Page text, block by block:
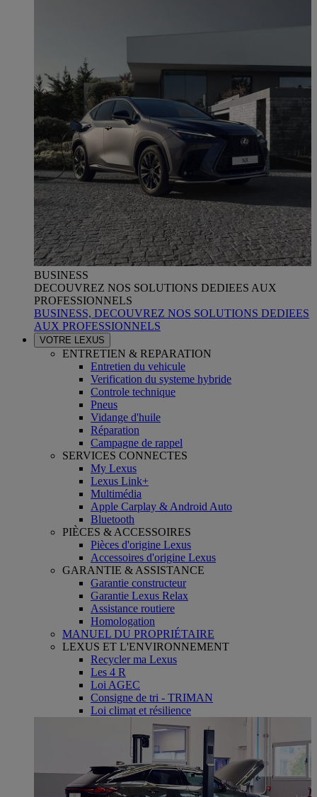
BUSINESS
DECOUVREZ NOS SOLUTIONS DEDIEES AUX
PROFESSIONNELS
BUSINESS, DECOUVREZ NOS SOLUTIONS DEDIEES
AUX PROFESSIONNELS
VOTRE LEXUS
ENTRETIEN & REPARATION
Entretien du vehicule
Verification du systeme hybride
Controle technique
Pneus
Vidange d'huile
Réparation
Campagne de rappel
SERVICES CONNECTES
My Lexus
Lexus Link+
Multimédia
Apple Carplay & Android Auto
Bluetooth
PIÈCES & ACCESSOIRES
Pièces d'origine Lexus
Accessoires d'origine Lexus
GARANTIE & ASSISTANCE
Garantie constructeur
Garantie Lexus Relax
Assistance routiere
Homologation
MANUEL DU PROPRIÉTAIRE
LEXUS ET L'ENVIRONNEMENT
Recycler ma Lexus
Les 4 R
Loi AGEC
Consigne de tri - TRIMAN
Loi climat et résilience